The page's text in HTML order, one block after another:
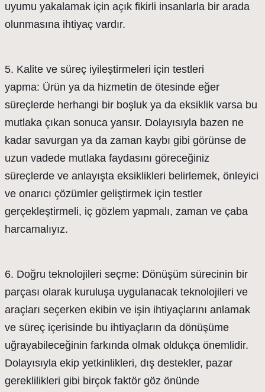
uyumu yakalamak için açık fikirli insanlarla bir arada
olunmasına ihtiyaç vardır.
5. Kalite ve süreç iyileştirmeleri için testleri
yapma: Ürün ya da hizmetin de ötesinde eğer
süreçlerde herhangi bir boşluk ya da eksiklik varsa bu
mutlaka çıkan sonuca yansır. Dolayısıyla bazen ne
kadar savurgan ya da zaman kaybı gibi görünse de
uzun vadede mutlaka faydasını göreceğiniz
süreçlerde ve anlayışta eksiklikleri belirlemek, önleyici
ve onarıcı çözümler geliştirmek için testler
gerçekleştirmeli, iç gözlem yapmalı, zaman ve çaba
harcamalıyız.
6. Doğru teknolojileri seçme: Dönüşüm sürecinin bir
parçası olarak kuruluşa uygulanacak teknolojileri ve
araçları seçerken ekibin ve işin ihtiyaçlarını anlamak
ve süreç içerisinde bu ihtiyaçların da dönüşüme
uğrayabileceğinin farkında olmak oldukça önemlidir.
Dolayısıyla ekip yetkinlikleri, dış destekler, pazar
gereklilikleri gibi birçok faktör göz önünde